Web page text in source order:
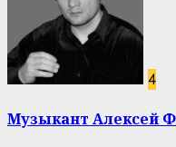
4
Музыкант Алексей